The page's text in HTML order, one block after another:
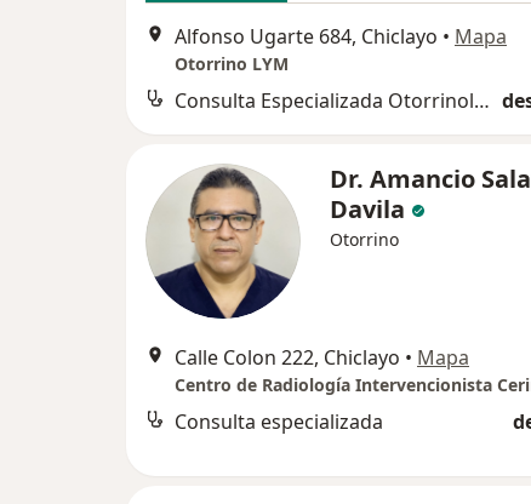
Alfonso Ugarte 684, Chiclayo • Mapa
Otorrino LYM
Consulta Especializada Otorrinolaringológica
Dr. Amancio
Davila
Otorrino
Calle Colon 222, Chiclayo • Mapa
Centro de Radiología Intervencionista
Consulta especializada